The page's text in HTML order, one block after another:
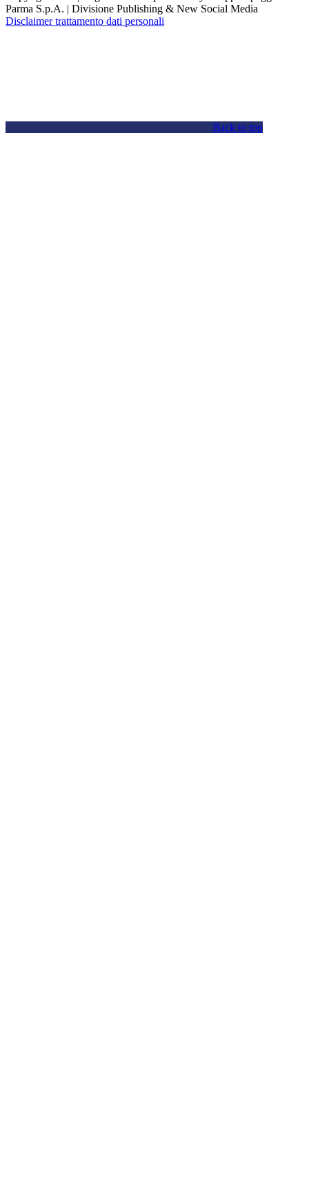
Parma S.p.A. | Divisione Publishing & New Social Media
Disclaimer trattamento dati personali
Back to top